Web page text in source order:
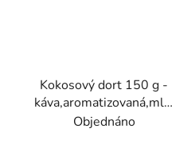
Kokosový dort 150 g -
káva,aromatizovaná,mletá
- Oxalis
Objednáno